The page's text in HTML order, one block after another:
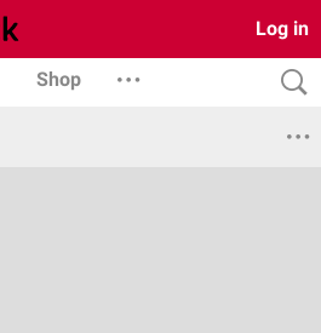
Log in
Shop